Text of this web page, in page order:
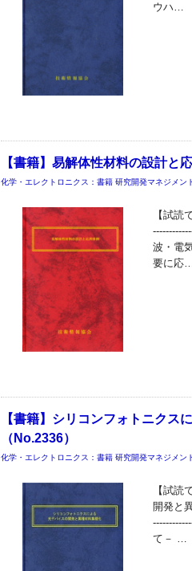
ウハ…
【書籍】易解体性材料の設計と
化学・エレクトロニクス：書籍 研究開発マネジメン
【試読
波・電
要に応
【書籍】シリコンフォトニクス
（No.2336）
化学・エレクトロニクス：書籍 研究開発マネジメン
【試読
開発と
て－ …